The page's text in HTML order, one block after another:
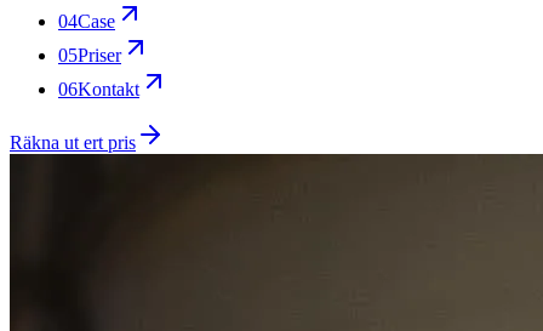
04Case
05Priser
06Kontakt
Räkna ut ert pris